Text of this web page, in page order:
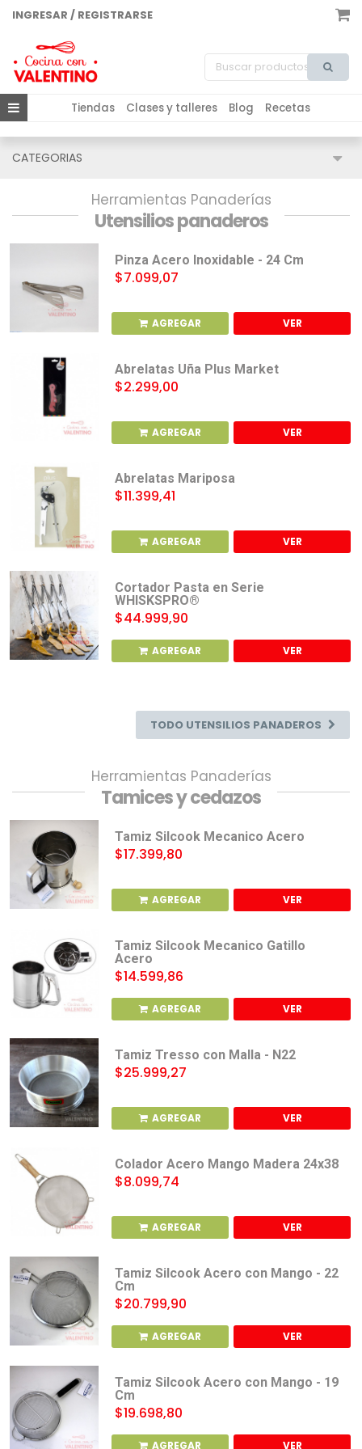
INGRESAR / REGISTRARSE
Tiendas Clases y talleres Blog Recetas
CATEGORIAS
Herramientas Panaderías
Utensilios panaderos
Pinza Acero Inoxidable - 24 Cm
$7.099,07
AGREGAR VER
Abrelatas Uña Plus Market
$2.299,00
AGREGAR VER
Abrelatas Mariposa
$11.399,41
AGREGAR VER
Cortador Pasta en Serie
WHISKSPRO®
$44.999,90
AGREGAR VER
TODO UTENSILIOS PANADEROS
Herramientas Panaderías
Tamices y cedazos
Tamiz Silcook Mecanico Acero
$17.399,80
AGREGAR VER
Tamiz Silcook Mecanico Gatillo
Acero
$14.599,86
AGREGAR VER
Tamiz Tresso con Malla - N22
$25.999,27
AGREGAR VER
Colador Acero Mango Madera 24x38
$8.099,74
AGREGAR VER
Tamiz Silcook Acero con Mango - 22
Cm
$20.799,90
AGREGAR VER
Tamiz Silcook Acero con Mango - 19
Cm
$19.698,80
AGREGAR VER